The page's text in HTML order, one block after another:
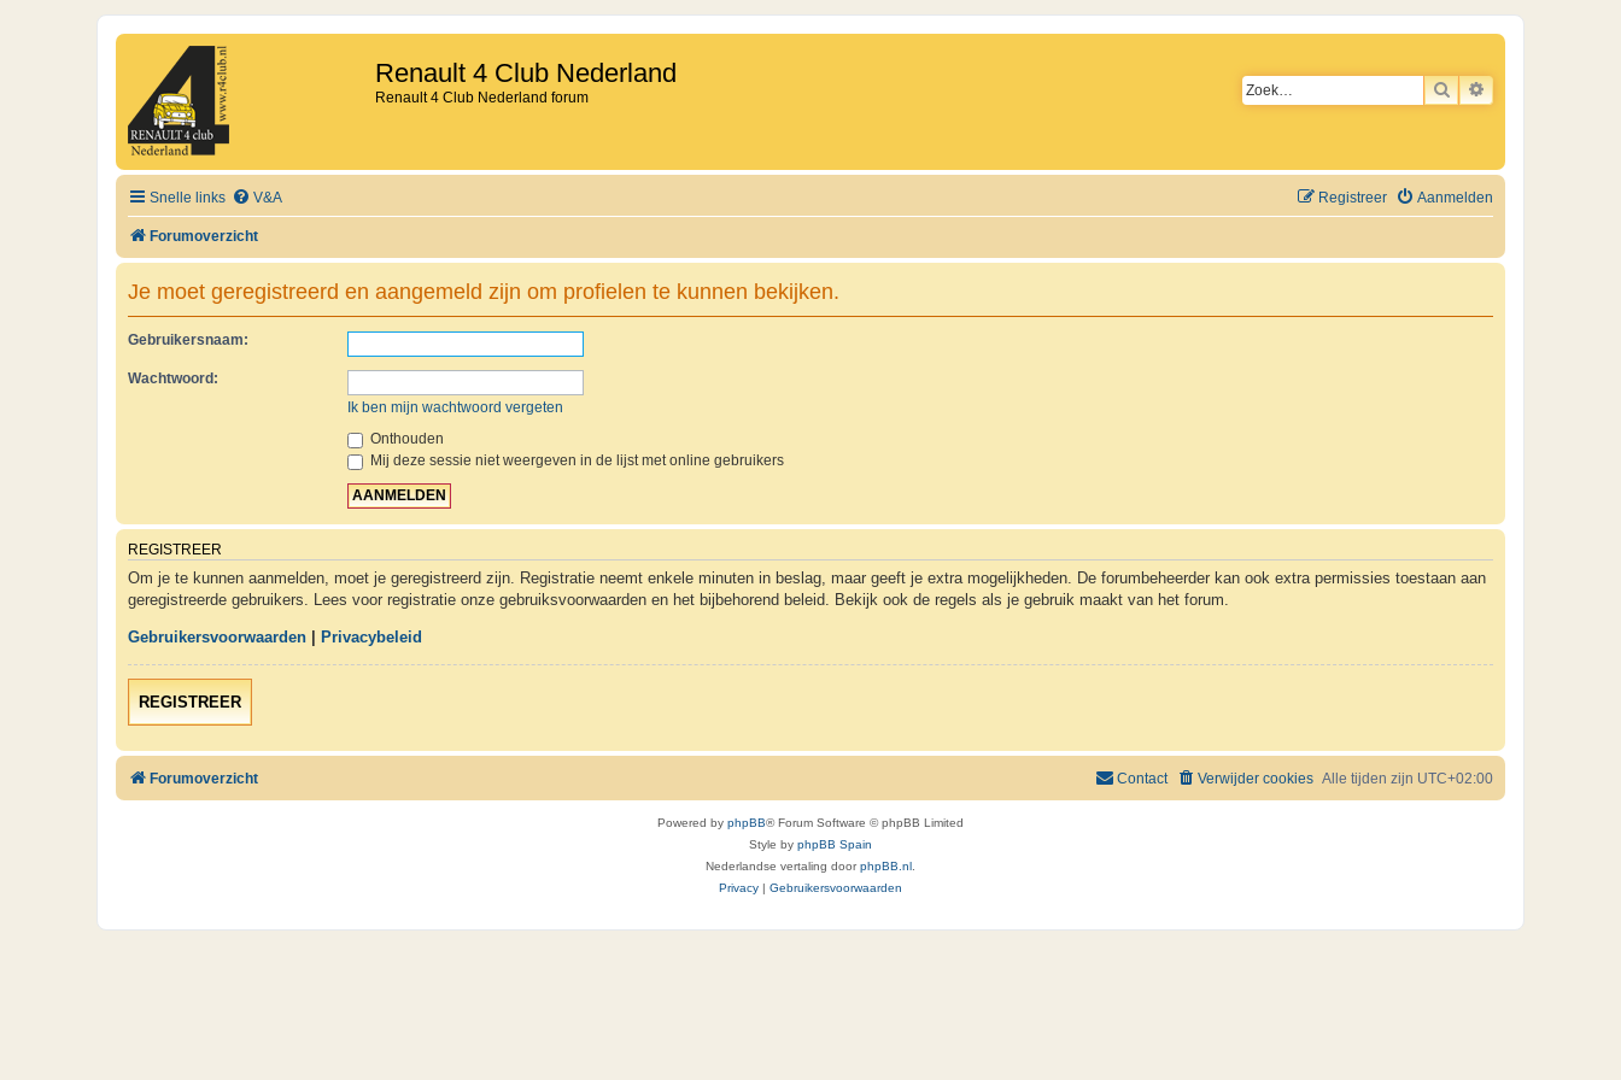
Renault 4 Club Nederland
Renault 4 Club Nederland forum ZOEKUITGEBREID
Snelle links V&A Aanmelden
Registreer
Forumoverzicht
Je moet geregistreerd en aangemeld zijn om profielen te kunnen bekijken.
Gebruikersnaam:
Wachtwoord:
Ik ben mijn wachtwoord vergeten
Onthouden
Mij deze sessie niet weergeven in de lijst met online gebruikers
REGISTREER
Om je te kunnen aanmelden, moet je geregistreerd zijn. Registratie neemt enkele minuten in beslag, maar geeft je extra mogelijkheden. De forumbeheerder kan ook extra permissies toestaan aan
geregistreerde gebruikers. Lees voor registratie onze gebruiksvoorwaarden en het bijbehorend beleid. Bekijk ook de regels als je gebruik maakt van het forum.
Gebruikersvoorwaarden Privacybeleid
REGISTREER
Forumoverzicht Alle tijden zijn UTC+02:00
Verwijder cookies
Contact
Powered by phpBB® Forum Software © phpBB Limited
Style by phpBB Spain
Nederlandse vertaling doorphpBB.nl .
Privacy
Gebruikersvoorwaarden